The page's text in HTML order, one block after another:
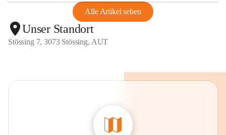
Alle Artikel sehen
Unser Standort
Stössing 7, 3073 Stössing, AUT